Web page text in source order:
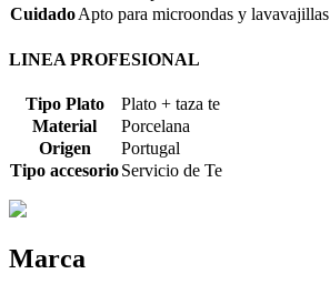
CuidadoApto para microondas y lavavajillas
LINEA PROFESIONAL
Tipo Plato
Plato + taza te
Material
Porcelana
Origen
Portugal
Tipo accesorioServicio de Te
Marca